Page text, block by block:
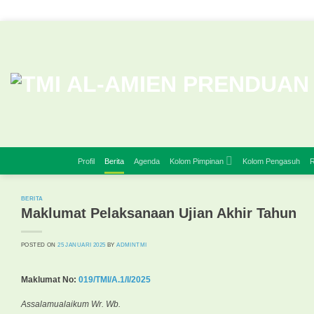
Profil Berita Agenda Kolom Pimpinan Kolom Pengasuh
BERITA
Maklumat Pelaksanaan Ujian Akhir Tahun
POSTED ON25 JANUARI 2025 BYADMINTMI
Maklumat No: 019/TMI/A.1/I/2025
Assalamualaikum Wr. Wb.